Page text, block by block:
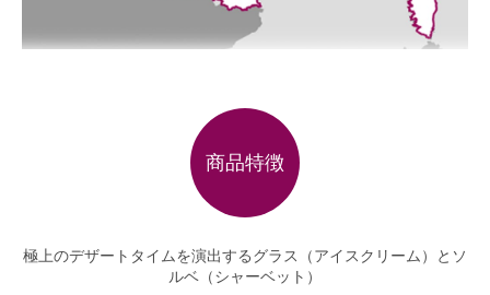
商品特徴
極上のデザートタイムを演出するグラス（アイスクリーム）とソ
ルベ（シャーベット）